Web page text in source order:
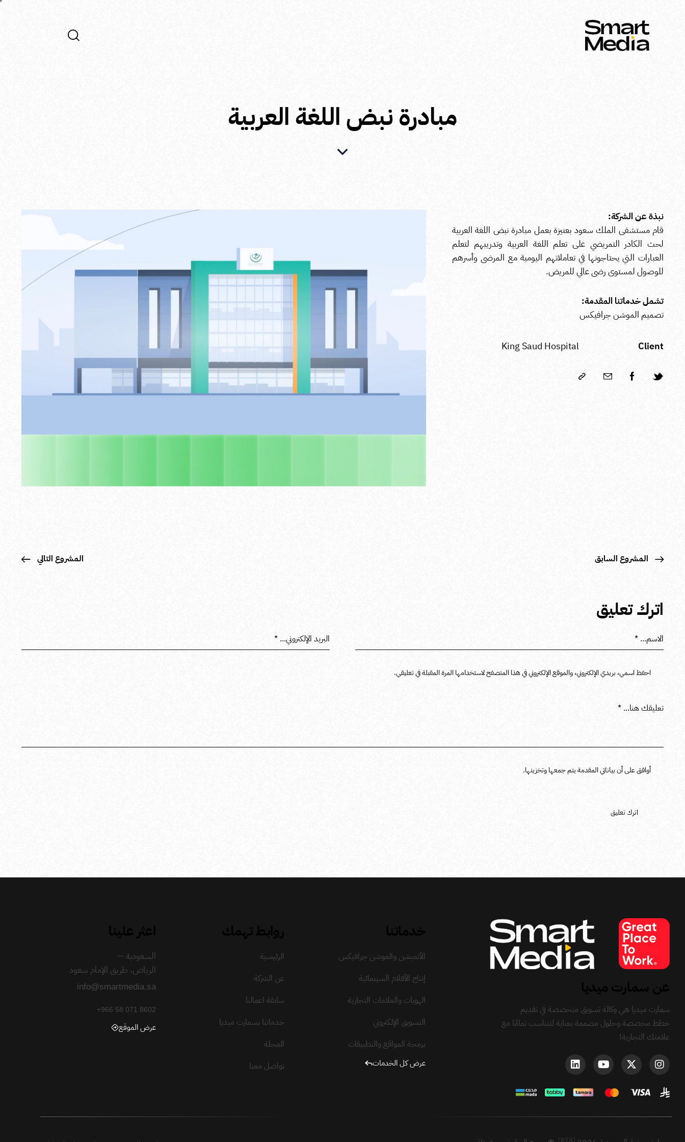
مبادرة نبض اللغة العربية
نبذة عن الشركة:
قام مستشفى الملك سعود بعنيزة بعمل مبادرة نبض اللغة العربية
لحث الكادر التمريضي على تعلم اللغة العربية وتدريبهم لتعلم
العبارات التي يحتاجونها في تعاملاتهم اليومية مع المرضى وأسرهم
للوصول لمستوى رضى عالي للمريض.
تشمل خدماتنا المقدمة:
تصميم الموشن جرافيكس
Client
King Saud Hospital
المشروع السابق المشروع التالي
اترك تعليق
احفظ اسمي، بريدي الإلكتروني، والموقع الإلكتروني في هذا المتصفح لاستخدامها المرة المقبلة في تعليقي.
أوافق على أن بياناتي المقدمة يتم جمعها وتخزينها.
سمارت ميديا هي وكالة تسويق متخصصة في تقديم
خطط مخصصة وحلول مصممة بعناية لتتناسب تمامًا مع
علامتك التجارية!
الأنميشن والموشن جرافيكس
إنتاج الأفلام السينمائية
الهويات والعلامات التجارية
التسويق الإلكتروني
برمجة المواقع والتطبيقات
عرض كل الخدمات
الرئيسية
عن الشركة
سابقة اعمالنا
خدماتنا بسمارت ميديا
المجلة
تواصل معنا
السعودية —
الرياض، طريق الإمام سعود
info@smartmedia.sa
+966 58 071 8602
عرض الموقع